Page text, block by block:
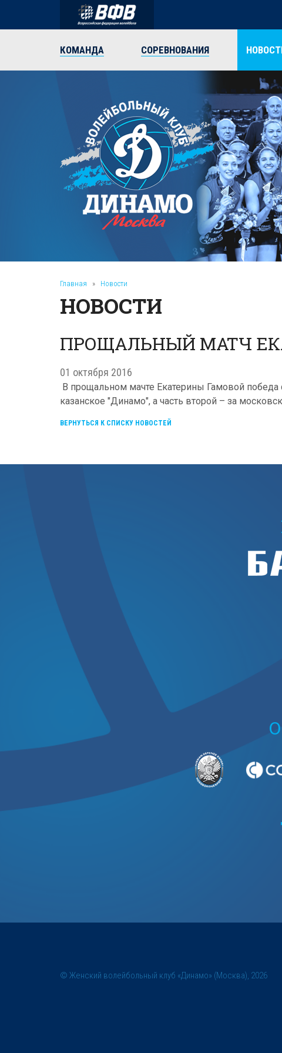
КОМАНДА СОРЕВНОВАНИЯ
Главная » Новости
НОВОСТИ
ПРОЩАЛЬНЫЙ МАТЧ
01 октября 2016
В прощальном мачте Екатерины Гамовой победа
казанское "Динамо", а часть второй – за
ВЕРНУТЬСЯ К СПИСКУ НОВОСТЕЙ
© Женский волейбольный клуб «Динамо» (Москва), 2026